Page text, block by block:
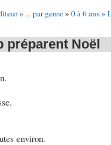
» ... par genre» 0 à 6 ans»
préparent Noël
environ.